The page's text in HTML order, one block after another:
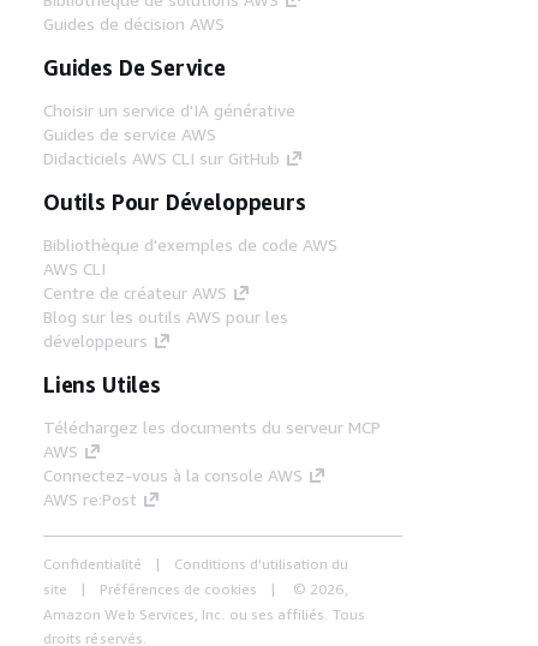
Guides de décision AWS
Guides De Service
Choisir un service d'IA générative
Guides de service AWS
Didacticiels AWS CLI sur GitHub
Outils Pour Développeurs
Bibliothèque d'exemples de code AWS
AWS CLI
Centre de créateur AWS
Blog sur les outils AWS pour les
développeurs
Liens Utiles
Téléchargez les documents du serveur MCP
AWS
Connectez-vous à la console AWS
AWS re:Post
Confidentialité
Conditions d'utilisation du
site
Préférences de cookies
© 2026,
Amazon Web Services, Inc. ou ses affiliés. Tous
droits réservés.